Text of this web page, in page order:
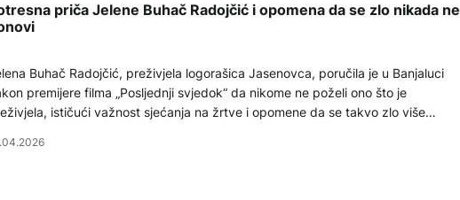
priča Jelene Buhač Radojčić i opomena da se zlo nikada ne
Buhač Radojčić, preživjela logorašica Jasenovca, poručila je u Banjaluci
premijere filma „Posljednji svjedok“ da nikome ne poželi ono što je
ističući važnost sjećanja na žrtve i opomene da se takvo zlo više